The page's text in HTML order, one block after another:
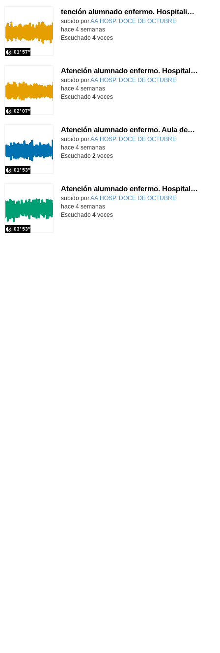
tención alumnado enfermo. Hospitalización Psiquiátrica. María del Carmen Sanz Segura
Contenido educativo.
subido porAA.HOSP. DOCE DE OCTUBRE
01′ 57″
-
hace 4 semanas
Escuchado 4veces
Atención alumnado enfermo. Hospitalización Psiquiátrica. Miguel Ángel Baena Recio
Contenido educativo.
subido porAA.HOSP. DOCE DE OCTUBRE
02′ 07″
-
hace 4 semanas
Escuchado 4veces
Atención alumnado enfermo. Aula dentro del hospital. Laura Gómez-Pardo Gayete
Contenido educativo.
subido porAA.HOSP. DOCE DE OCTUBRE
01′ 53″
-
hace 4 semanas
Escuchado 2 veces
Atención alumnado enfermo. Hospitalización Psiquiátrica. Laura Barrasa Fano.
Contenido educativo.
subido porAA.HOSP. DOCE DE OCTUBRE
03′ 53″
-
hace 4 semanas
Escuchado 4veces